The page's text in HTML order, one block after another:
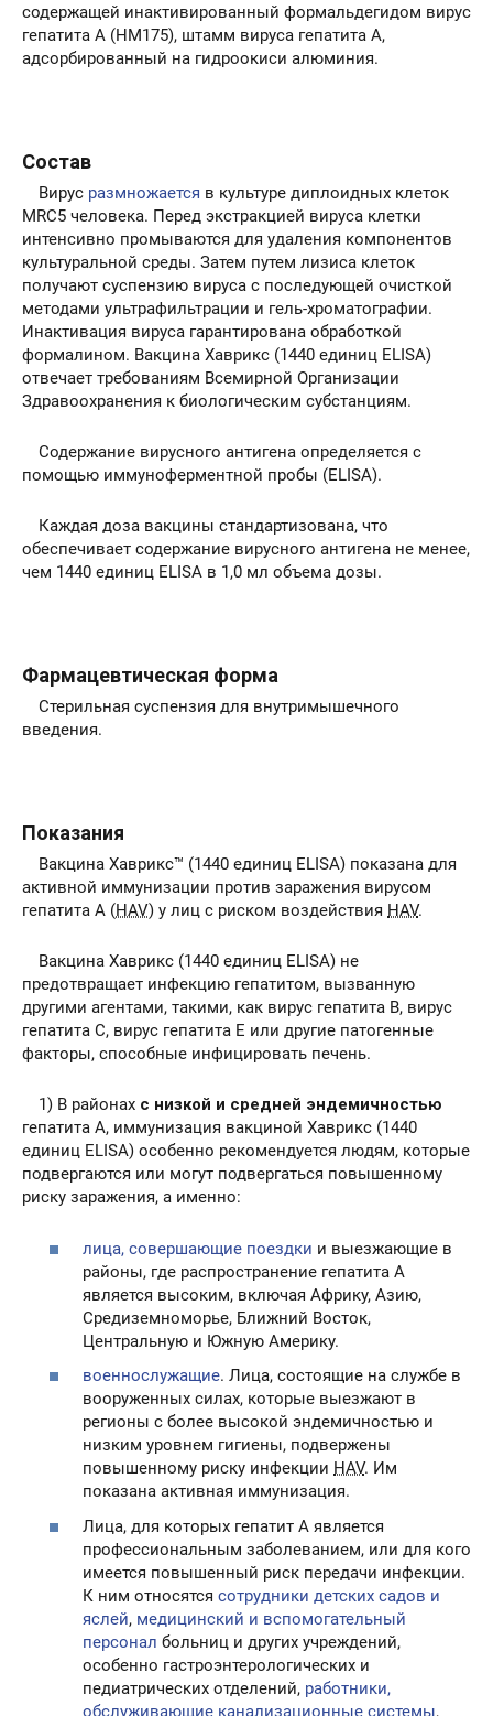
содержащей инактивированный формальдегидом вирус
гепатита А (НМ175), штамм вируса гепатита А,
адсорбированный на гидроокиси алюминия.
Состав
Вирус размножается в культуре диплоидных клеток
MRC5 человека. Перед экстракцией вируса клетки
интенсивно промываются для удаления компонентов
культуральной среды. Затем путем лизиса клеток
получают суспензию вируса с последующей очисткой
методами ультрафильтрации и гель-хроматографии.
Инактивация вируса гарантирована обработкой
формалином. Вакцина Хаврикс (1440 единиц ELISA)
отвечает требованиям Всемирной Организации
Здравоохранения к биологическим субстанциям.
Содержание вирусного антигена определяется с
помощью иммуноферментной пробы (ELISA).
Каждая доза вакцины стандартизована, что
обеспечивает содержание вирусного антигена не менее,
чем 1440 единиц ELISA в 1,0 мл объема дозы.
Фармацевтическая форма
Стерильная суспензия для внутримышечного
введения.
Показания
Вакцина Хаврикс™ (1440 единиц ELISA) показана для
активной иммунизации против заражения вирусом
гепатита А (HAV) у лиц с риском воздействия HAV.
Вакцина Хаврикс (1440 единиц ELISA) не
предотвращает инфекцию гепатитом, вызванную
другими агентами, такими, как вирус гепатита В, вирус
гепатита С, вирус гепатита Е или другие патогенные
факторы, способные инфицировать печень.
1) В районах с низкой и средней эндемичностью
гепатита А, иммунизация вакциной Хаврикс (1440
единиц ELISA) особенно рекомендуется людям, которые
подвергаются или могут подвергаться повышенному
риску заражения, а именно:
лица, совершающие поездки и выезжающие в
районы, где распространение гепатита А
является высоким, включая Африку, Азию,
Средиземноморье, Ближний Восток,
Центральную и Южную Америку.
военнослужащие. Лица, состоящие на службе в
вооруженных силах, которые выезжают в
регионы с более высокой эндемичностью и
низким уровнем гигиены, подвержены
повышенному риску инфекции HAV. Им
показана активная иммунизация.
Лица, для которых гепатит А является
профессиональным заболеванием, или для кого
имеется повышенный риск передачи инфекции.
К ним относятся сотрудники детских садов и
яслей, медицинский и вспомогательный
персонал больниц и других учреждений,
особенно гастроэнтерологических и
педиатрических отделений, работники,
обслуживающие канализационные системы,